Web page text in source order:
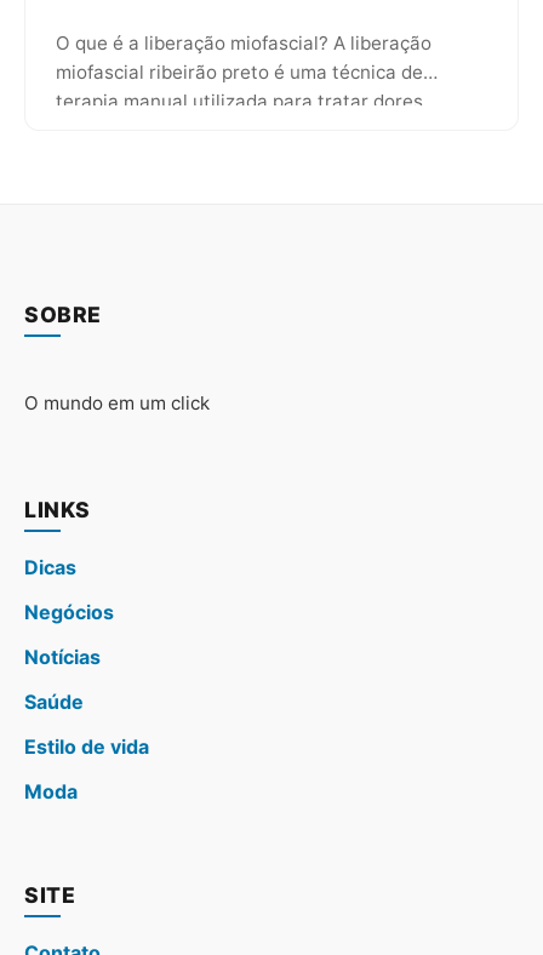
O que é a liberação miofascial? A liberação
miofascial ribeirão preto é uma técnica de
terapia manual utilizada para tratar dores
SOBRE
O mundo em um click
LINKS
Dicas
Negócios
Notícias
Saúde
Estilo de vida
Moda
SITE